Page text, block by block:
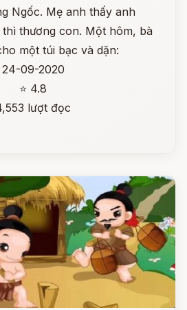
Ngốc. Mẹ anh thấy anh
thương con. Một hôm, bà
một túi bạc và dặn:
24-09-2020
⭐ 4.8
lượt đọc